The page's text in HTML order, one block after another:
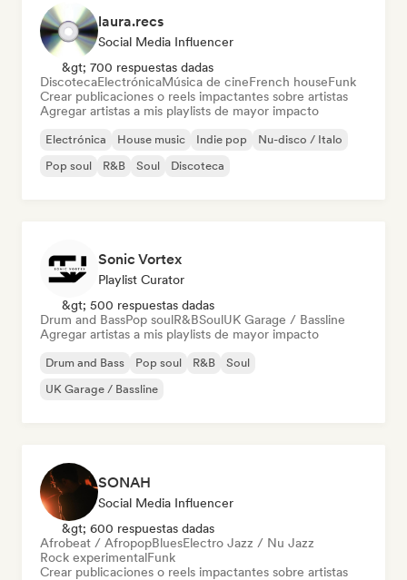
laura.recs
Social Media Influencer
&gt; 700 respuestas dadas
DiscotecaElectrónicaMúsica de cineFrench houseFunk
Crear publicaciones o reels impactantes sobre artistas
Agregar artistas a mis playlists de mayor impacto
Electrónica House music Indie pop
Nu-disco / Italo
Pop soul
R&B Soul Discoteca
Sonic Vortex
Playlist Curator
&gt; 500 respuestas dadas
Drum and BassPop soulR&BSoulUK Garage / Bassline
Agregar artistas a mis playlists de mayor impacto
Drum and Bass Pop soul R&B
Soul
UK Garage / Bassline
SONAH
Social Media Influencer
&gt; 600 respuestas dadas
Afrobeat / AfropopBluesElectro Jazz / Nu Jazz
Rock experimentalFunk
Crear publicaciones o reels impactantes sobre artistas